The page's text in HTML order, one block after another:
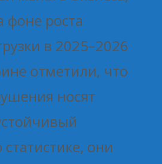
фоне роста
в 2025–2026
отметили, что
носят
они